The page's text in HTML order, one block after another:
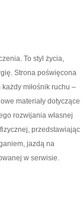
To styl życia,
Strona poświęcona
miłośnik ruchu –
materiały dotyczące
rozwijania własnej
przedstawiając
jazdą na
w serwisie.